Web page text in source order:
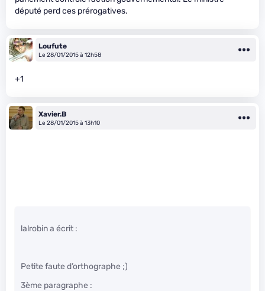
député perd ces prérogatives.
Loufute
Le 28/01/2015 à 12h58
+1
Xavier.B
Le 28/01/2015 à 13h10
lalrobin a écrit :
Petite faute d’orthographe ;)
3ème paragraphe :